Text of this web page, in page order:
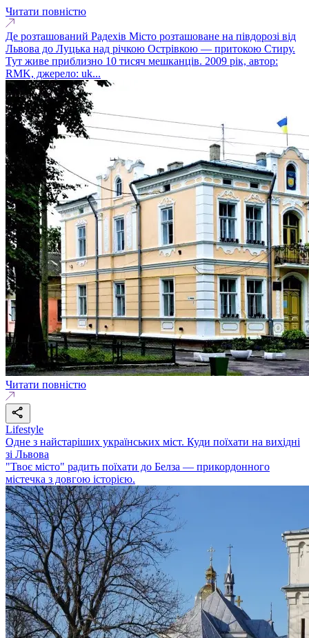
Читати повністю
Де розташований Радехів Місто розташоване на півдорозі від
Львова до Луцька над річкою Острівкою — притокою Стиру.
Тут живе приблизно 10 тисяч мешканців. 2009 рік, автор:
RMK, джерело: uk...
Читати повністю
Lifestyle
Одне з найстаріших українських міст. Куди поїхати на вихідні
зі Львова
"Твоє місто" радить поїхати до Белза — прикордонного
містечка з довгою історією.